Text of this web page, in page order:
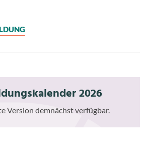
2026
Version demnächst verfügbar.